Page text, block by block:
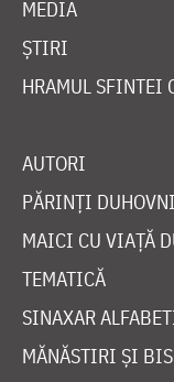
MEDIA
ȘTIRI
HRAMUL SFINTEI
AUTORI
PĂRINȚI
MAICI CU VIAȚĂ
TEMATICĂ
SINAXAR
MĂNĂSTIRI ȘI